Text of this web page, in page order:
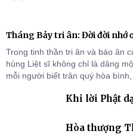
Tháng Bảy tri ân: Đời đời nhớ
Trong tinh thần tri ân và báo ân
hùng Liệt sĩ không chỉ là dâng
mỗi người biết trân quý hòa
Khi lời Phật
Hòa thượng